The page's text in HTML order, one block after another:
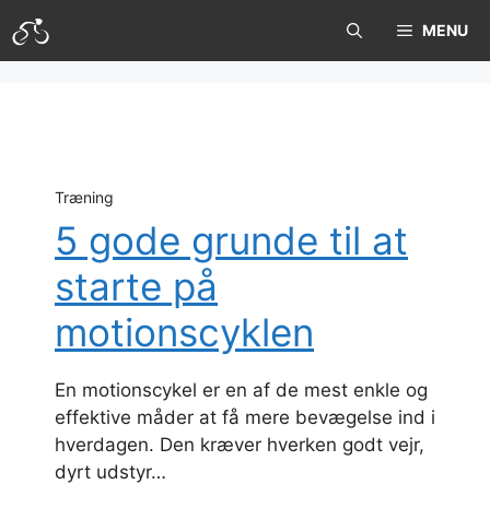
til
indhold
MENU
Træning
5 gode grunde til at
starte på
motionscyklen
En motionscykel er en af de mest enkle og
effektive måder at få mere bevægelse ind i
hverdagen. Den kræver hverken godt vejr,
dyrt udstyr…